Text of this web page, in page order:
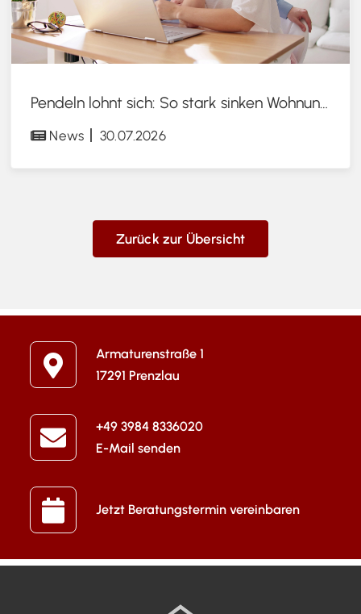
Pendeln lohnt sich: So stark sinken Wohnungspreise im Umland
News 30.07.2026
Zurück zur Übersicht
Armaturenstraße 1
17291 Prenzlau
+49 3984 8336020
E-Mail senden
Jetzt Beratungstermin vereinbaren